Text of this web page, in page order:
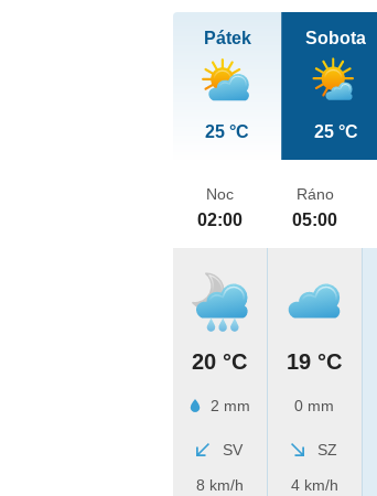
Pátek
25 °C
Sobota
25 °C
Noc
02:00
20 °C
2 mm
SV
8 km/h
Ráno
05:00
19 °C
0 mm
SZ
4 km/h